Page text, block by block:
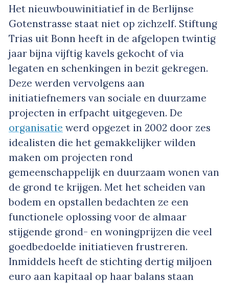
Het nieuwbouwinitiatief in de Berlijnse
Gotenstrasse staat niet op zichzelf. Stiftung
Trias uit Bonn heeft in de afgelopen twintig
jaar bijna vijftig kavels gekocht of via
legaten en schenkingen in bezit gekregen.
Deze werden vervolgens aan
initiatiefnemers van sociale en duurzame
projecten in erfpacht uitgegeven. De
organisatie werd opgezet in 2002 door zes
idealisten die het gemakkelijker wilden
maken om projecten rond
gemeenschappelijk en duurzaam wonen van
de grond te krijgen. Met het scheiden van
bodem en opstallen bedachten ze een
functionele oplossing voor de almaar
stijgende grond- en woningprijzen die veel
goedbedoelde initiatieven frustreren.
Inmiddels heeft de stichting dertig miljoen
euro aan kapitaal op haar balans staan